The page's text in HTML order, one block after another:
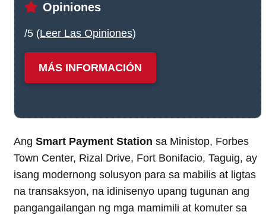
Opiniones
/5 (Leer Las Opiniones)
MÁS INFORMACIÓN
Ang Smart Payment Station sa Ministop, Forbes
Town Center, Rizal Drive, Fort Bonifacio, Taguig, ay
isang modernong solusyon para sa mabilis at ligtas
na transaksyon, na idinisenyo upang tugunan ang
pangangailangan ng mga mamimili at komuter sa